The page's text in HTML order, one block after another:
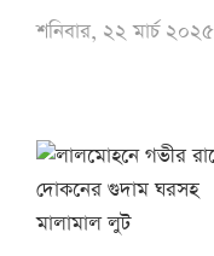
শনিবার, ২২ মার্চ ২০২৫